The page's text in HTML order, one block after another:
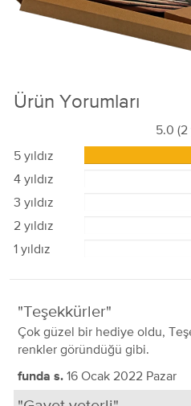
Ürün Yorumları
5.0 (2
5 yıldız
4 yıldız
3 yıldız
2 yıldız
1 yıldız
Teşekkürler
Çok güzel bir hediye oldu,
renkler göründüğü gibi.
funda s. 16 Ocak 2022 Pazar